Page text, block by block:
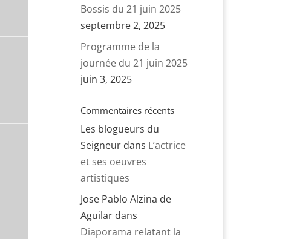
Bossis du 21 juin 2025
septembre 2, 2025
Programme de la
journée du 21 juin 2025
juin 3, 2025
Commentaires récents
Les blogueurs du
Seigneurdans L’actrice
et ses oeuvres
artistiques
Jose Pablo Alzina de
Aguilardans
Diaporama relatant la